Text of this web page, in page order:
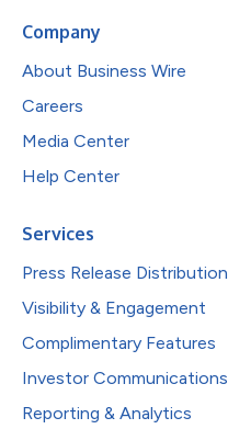
Company
About Business Wire
Careers
Media Center
Help Center
Services
Press Release Distribution
Visibility & Engagement
Complimentary Features
Investor Communications
Reporting & Analytics